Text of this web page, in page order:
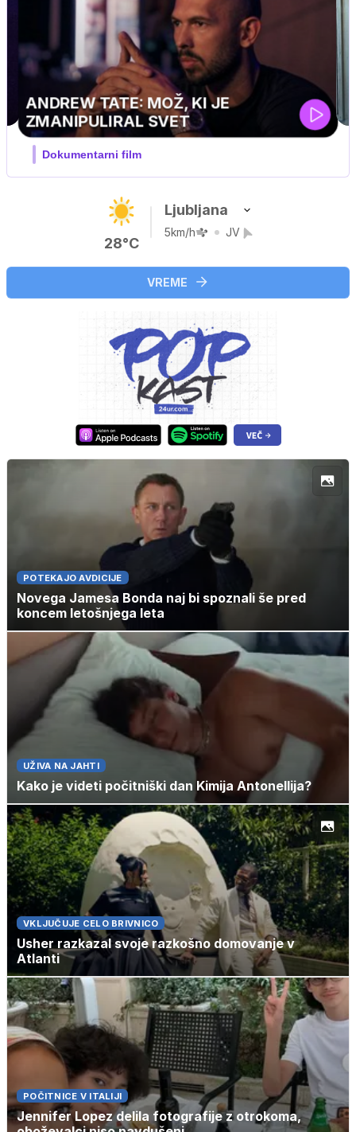
MOJ PRIJATELJ PINGVIN
Film meseca / družinski, pustolovski
28°C
Ljubljana
5km/h JV
VREME
POTEKAJO AVDICIJE
Novega Jamesa Bonda naj bi spoznali še pred
koncem letošnjega leta
UŽIVA NA JAHTI
Kako je videti počitniški dan Kimija Antonellija?
VKLJUČUJE CELO BRIVNICO
Usher razkazal svoje razkošno domovanje v
Atlanti
POČITNICE V ITALIJI
Jennifer Lopez delila fotografije z otrokoma,